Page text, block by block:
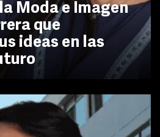
Moda e Imagen
que
ideas en las